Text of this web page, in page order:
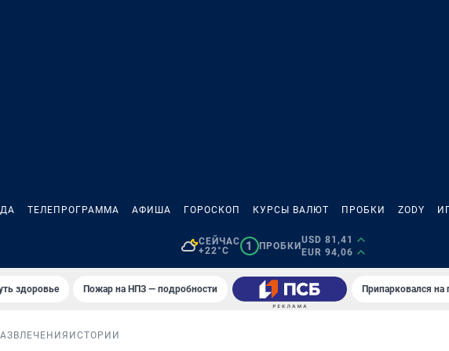
ТЕЛЕПРОГРАММА АФИША ГОРОСКОП КУРСЫ ВАЛЮТ ПРОБКИ ZODY
СЕЙЧАС
+22°C
1 ПРОБКИ
USD 81,41
EUR 94,06
здоровье Пожар на НПЗ — подробности Припарковался на
ИСТОРИИ